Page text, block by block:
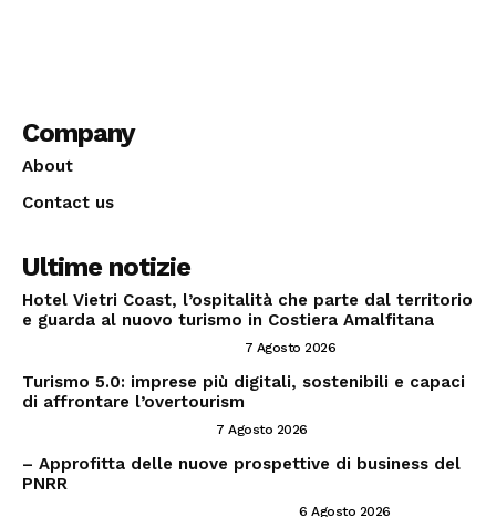
Company
About
Contact us
Ultime notizie
Hotel Vietri Coast, l’ospitalità che parte dal territorio
e guarda al nuovo turismo in Costiera Amalfitana
7 Agosto 2026
Turismo 5.0: imprese più digitali, sostenibili e capaci
di affrontare l’overtourism
7 Agosto 2026
– Approfitta delle nuove prospettive di business del
PNRR
6 Agosto 2026